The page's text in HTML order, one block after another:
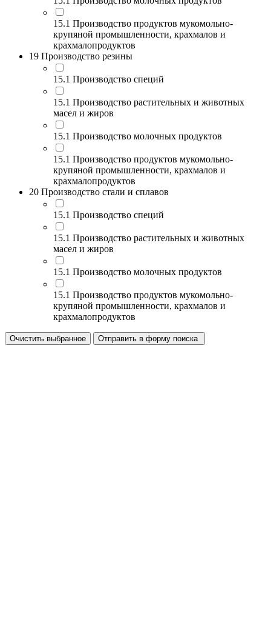
15.1 Производство продуктов мукомольно-
крупяной промышленности, крахмалов и
крахмалопродуктов
19 Производство резины
15.1 Производство специй
15.1 Производство растительных и животных
масел и жиров
15.1 Производство молочных продуктов
15.1 Производство продуктов мукомольно-
крупяной промышленности, крахмалов и
крахмалопродуктов
20 Производство стали и сплавов
15.1 Производство специй
15.1 Производство растительных и животных
масел и жиров
15.1 Производство молочных продуктов
15.1 Производство продуктов мукомольно-
крупяной промышленности, крахмалов и
крахмалопродуктов